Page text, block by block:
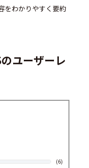
をわかりやすく要約
のユーザーレ
(6)